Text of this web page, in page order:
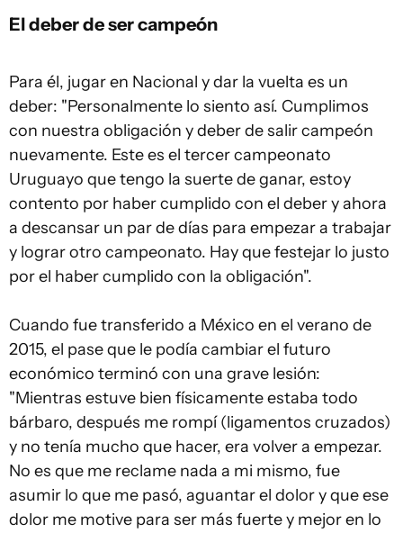
El deber de ser campeón
Para él, jugar en Nacional y dar la vuelta es un
deber: "Personalmente lo siento así. Cumplimos
con nuestra obligación y deber de salir campeón
nuevamente. Este es el tercer campeonato
Uruguayo que tengo la suerte de ganar, estoy
contento por haber cumplido con el deber y ahora
a descansar un par de días para empezar a trabajar
y lograr otro campeonato. Hay que festejar lo justo
por el haber cumplido con la obligación".
Cuando fue transferido a México en el verano de
2015, el pase que le podía cambiar el futuro
económico terminó con una grave lesión:
"Mientras estuve bien físicamente estaba todo
bárbaro, después me rompí (ligamentos cruzados)
y no tenía mucho que hacer, era volver a empezar.
No es que me reclame nada a mi mismo, fue
asumir lo que me pasó, aguantar el dolor y que ese
dolor me motive para ser más fuerte y mejor en lo